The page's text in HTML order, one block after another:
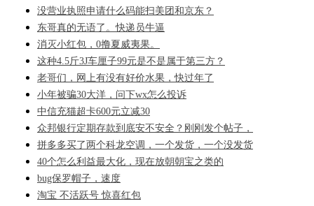
没营业执照申请什么码能扫美团和京东？
东哥真的无语了。快递员牛逼
消灭小红包，0撸夏威夷果。
这种4.5斤3J车厘子99元是不是属于第三方？
老哥们，网上有没有好价水果，快过年了
小年被骗30大洋，问下wx怎么投诉
中信充猫超卡600元立减30
众邦银行定期存款到底安不安全？刚刚发个帖子，
拼多多买了两个科龙空调，一个发货，一个没发货
40个怎么利益最大化，现在放朝朝宝之类的
bug保罗帽子，速度
淘宝 不活跃号 惊喜红包